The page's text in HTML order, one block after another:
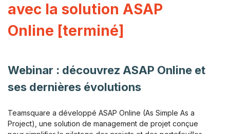
avec la solution ASAP
Online [terminé]
Webinar : découvrez ASAP Online et
ses dernières évolutions
Teamsquare a développé ASAP Online (As Simple As a
Project), une solution de management de projet conçue